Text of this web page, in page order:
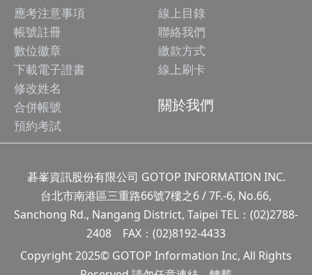
應考注意事項
帳號註冊
數位徽章
下載電子證書
修改姓名
合併帳號
預約考試
線上目錄
聯絡我們
繳款方式
線上刷卡
關於我們
碁峯資訊股份有限公司 GOTOP INFORMATION INC.
台北市南港區三重路66號7樓之6 / 7F.-6, No.66,
Sanchong Rd., Nangang District, Taipei TEL：(02)2788-
2408 FAX：(02)8192-4433
Copyright 2025© GOTOP Information Inc, All Rights